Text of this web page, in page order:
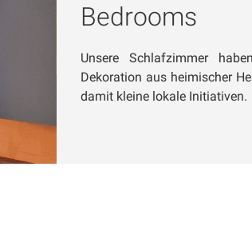
Bedrooms
Unsere Schlafzimmer
Dekoration aus heimischer
damit kleine lokale Initiativen.